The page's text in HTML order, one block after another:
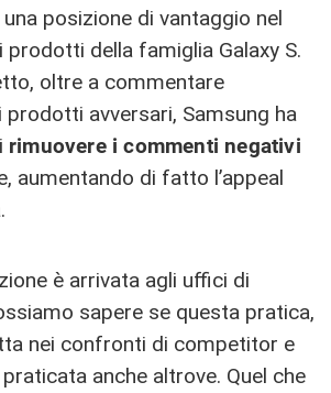
posizione di vantaggio nel
prodotti della famiglia Galaxy S.
oltre a commentare
prodotti avversari, Samsung ha
rimuovere i commenti negativi
aumentando di fatto l’appeal
è arrivata agli uffici di
sapere se questa pratica,
nei confronti di competitor e
anche altrove. Quel che